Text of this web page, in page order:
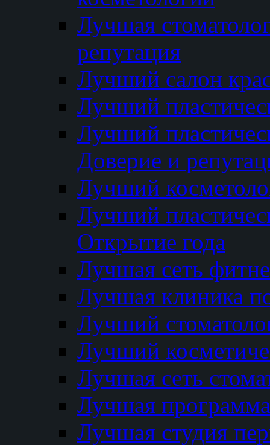
Лучшая
репутация
Лучший салон
Лучший
Лучший
Доверие и
Лучший
Лучший
Открытие года
Лучшая сеть
Лучшая клиника
Лучший
Лучший
Лучшая сеть
Лучшая программа
Лучшая студия